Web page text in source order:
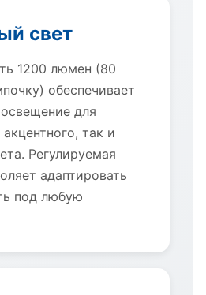
свет
1200 люмен (80
обеспечивает
для
так и
Регулируемая
адаптировать
под любую